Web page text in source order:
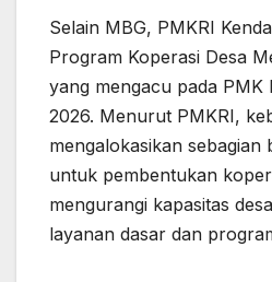
Selain MBG, PMKRI
Program Koperasi Desa
yang mengacu pada
2026. Menurut PMKRI,
mengalokasikan sebagian
untuk pembentukan
mengurangi kapasitas
layanan dasar dan